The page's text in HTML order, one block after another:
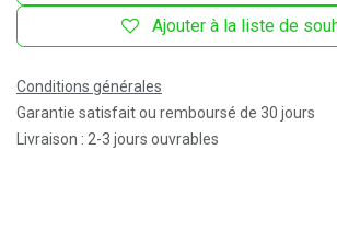
Ajouter à la liste de
Conditions générales
Garantie satisfait ou remboursé de 30 jours
Livraison : 2-3 jours ouvrables